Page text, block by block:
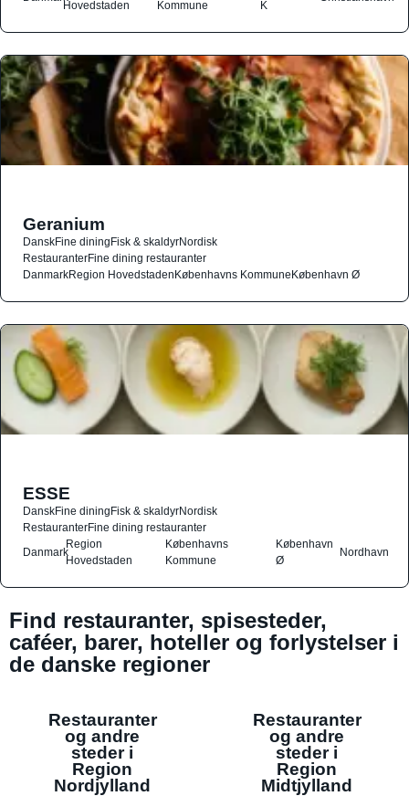
Hovedstaden Kommune K
Geranium
DanskFine diningFisk & skaldyrNordisk
RestauranterFine dining restauranter
DanmarkRegion HovedstadenKøbenhavns KommuneKøbenhavn Ø
ESSE
DanskFine diningFisk & skaldyrNordisk
RestauranterFine dining restauranter
Danmark
Region
Hovedstaden
Københavns
Kommune
København
Ø
Nordhavn
Find restauranter, spisesteder,
caféer, barer, hoteller og forlystelser i
de danske regioner
Restauranter
og andre
steder i
Region
Nordjylland
Restauranter
og andre
steder i
Region
Midtjylland